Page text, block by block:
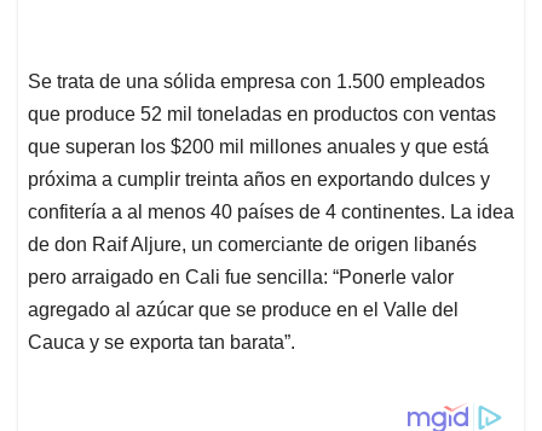
Se trata de una sólida empresa con 1.500 empleados
que produce 52 mil toneladas en productos con ventas
que superan los $200 mil millones anuales y que está
próxima a cumplir treinta años en exportando dulces y
confitería a al menos 40 países de 4 continentes. La idea
de don Raif Aljure, un comerciante de origen libanés
pero arraigado en Cali fue sencilla: “Ponerle valor
agregado al azúcar que se produce en el Valle del
Cauca y se exporta tan barata”.